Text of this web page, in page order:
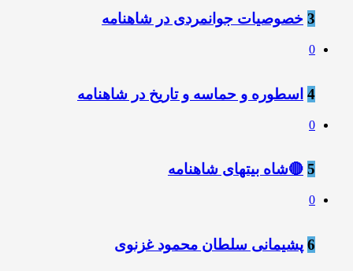
3 خصوصیات جوانمردی در شاهنامه
0
4 اسطوره و حماسه و تاریخ در شاهنامه
0
5 🔴شاه بیتهای شاهنامه
0
6 پشیمانی سلطان محمود غزنوى